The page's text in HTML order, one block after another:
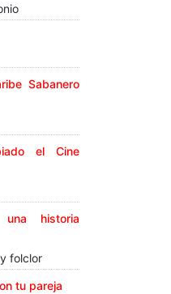
Sabanero
el Cine
historia
folclor
tu pareja